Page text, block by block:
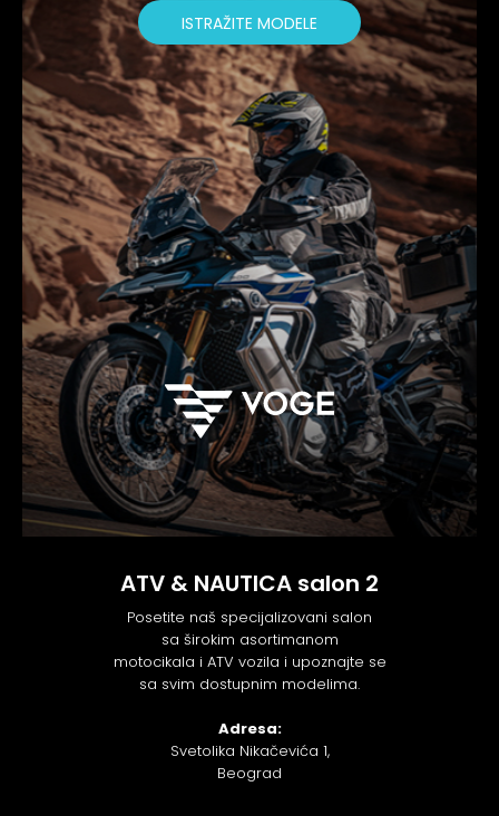
ISTRAŽITE MODELE
ATV & NAUTICA salon 2
Posetite naš specijalizovani salon
sa širokim asortimanom
motocikala i ATV vozila i upoznajte se
sa svim dostupnim modelima.
Adresa:
Svetolika Nikačevića 1,
Beograd